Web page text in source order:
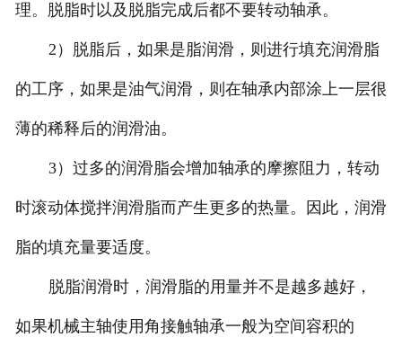
理。脱脂时以及脱脂完成后都不要转动轴承。
2）脱脂后，如果是脂润滑，则进行填充润滑脂
的工序，如果是油气润滑，则在轴承内部涂上一层很
薄的稀释后的润滑油。
3）过多的润滑脂会增加轴承的摩擦阻力，转动
时滚动体搅拌润滑脂而产生更多的热量。因此，润滑
脂的填充量要适度。
脱脂润滑时，润滑脂的用量并不是越多越好，
如果机械主轴使用角接触轴承一般为空间容积的